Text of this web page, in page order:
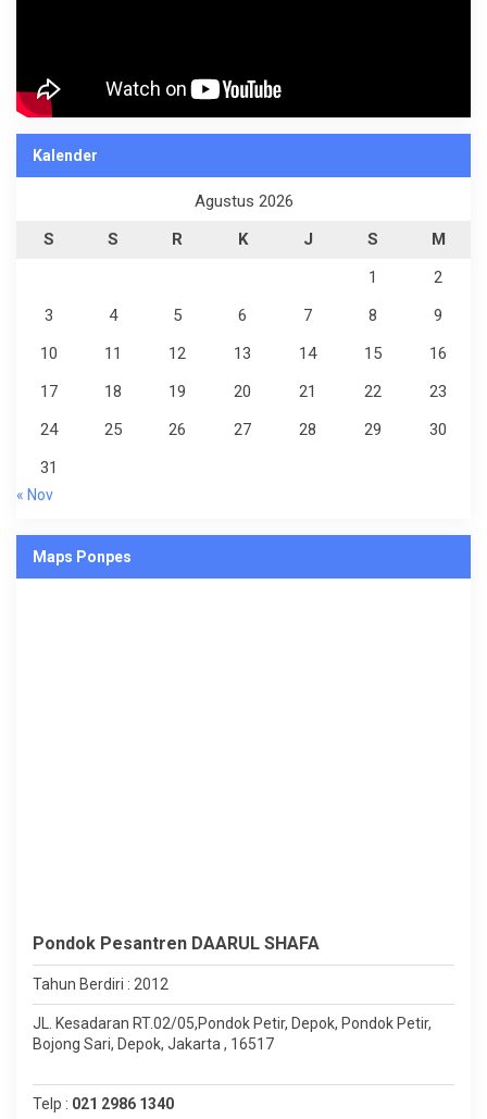
Kalender
Agustus 2026
S
S R K J S
M
1
2
3
4 5 6 7 8
9
10
11 12 13 14 15
16
17
18 19 20 21 22
23
24
25 26 27 28 29
30
31
« Nov
Maps Ponpes
Pondok Pesantren DAARUL SHAFA
Tahun Berdiri : 2012
JL. Kesadaran RT.02/05,Pondok Petir, Depok, Pondok Petir,
Bojong Sari, Depok, Jakarta , 16517
Telp : 021 2986 1340